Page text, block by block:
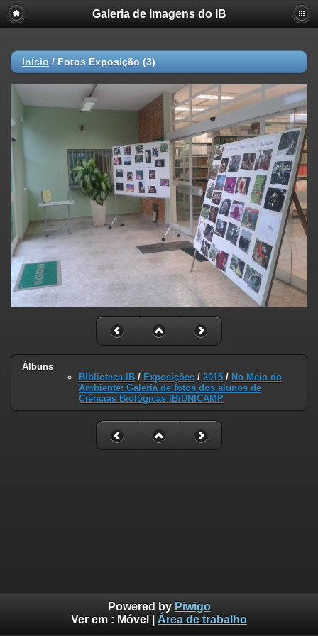
Galeria de Imagens do IB
Início / Fotos Exposição (3)
Álbuns
Biblioteca IB / Exposições / 2015 / No Meio do
Ambiente: Galeria de fotos dos alunos de
Ciências Biológicas IB/UNICAMP
Powered by Piwigo
Ver em : Móvel Área de trabalho